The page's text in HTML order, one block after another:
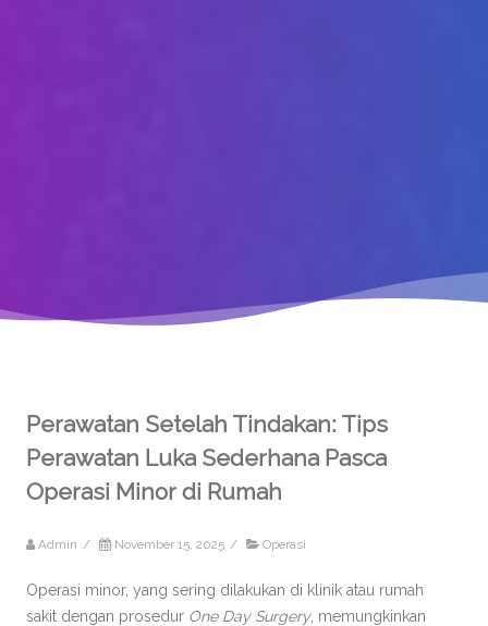
Perawatan Setelah Tindakan: Tips
Perawatan Luka Sederhana Pasca
Operasi Minor di Rumah
Admin / November 15, 2025 / Operasi
Operasi minor, yang sering dilakukan di klinik atau rumah
sakit dengan prosedur One Day Surgery, memungkinkan